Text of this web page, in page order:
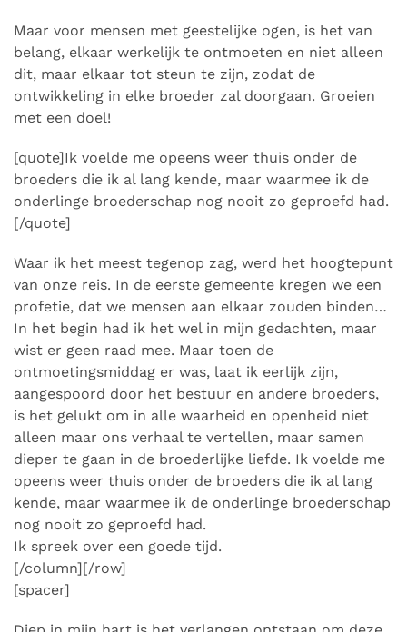
Maar voor mensen met geestelijke ogen, is het van
belang, elkaar werkelijk te ontmoeten en niet alleen
dit, maar elkaar tot steun te zijn, zodat de
ontwikkeling in elke broeder zal doorgaan. Groeien
met een doel!
[quote]Ik voelde me opeens weer thuis onder de
broeders die ik al lang kende, maar waarmee ik de
onderlinge broederschap nog nooit zo geproefd had.
[/quote]
Waar ik het meest tegenop zag, werd het hoogtepunt
van onze reis. In de eerste gemeente kregen we een
profetie, dat we mensen aan elkaar zouden binden…
In het begin had ik het wel in mijn gedachten, maar
wist er geen raad mee. Maar toen de
ontmoetingsmiddag er was, laat ik eerlijk zijn,
aangespoord door het bestuur en andere broeders,
is het gelukt om in alle waarheid en openheid niet
alleen maar ons verhaal te vertellen, maar samen
dieper te gaan in de broederlijke liefde. Ik voelde me
opeens weer thuis onder de broeders die ik al lang
kende, maar waarmee ik de onderlinge broederschap
nog nooit zo geproefd had.
Ik spreek over een goede tijd.
[/column][/row]
[spacer]